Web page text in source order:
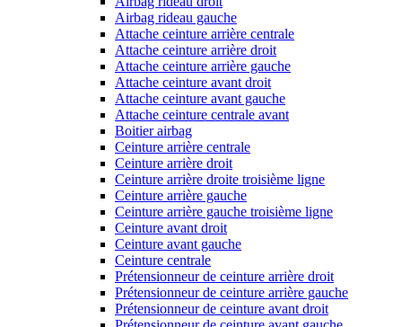
Airbag rideau gauche
Attache ceinture arrière centrale
Attache ceinture arrière droit
Attache ceinture arrière gauche
Attache ceinture avant droit
Attache ceinture avant gauche
Attache ceinture centrale avant
Boitier airbag
Ceinture arrière centrale
Ceinture arrière droit
Ceinture arrière droite troisième ligne
Ceinture arrière gauche
Ceinture arrière gauche troisième ligne
Ceinture avant droit
Ceinture avant gauche
Ceinture centrale
Prétensionneur de ceinture arrière droit
Prétensionneur de ceinture arrière gauche
Prétensionneur de ceinture avant droit